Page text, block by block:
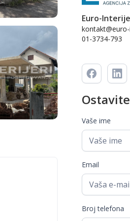
Euro-
01-3734-793
Vaše ime
Email
Broj telefona